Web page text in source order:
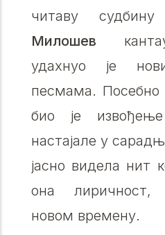
читаву
Милошев
удахнуо је
песмама. Посебно
био је
настајале у
јасно видела нит
она лиричност,
новом времену.